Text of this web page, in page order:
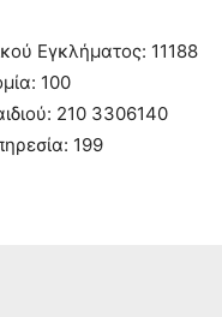
Εγκλήματος: 11188
100
210 3306140
199